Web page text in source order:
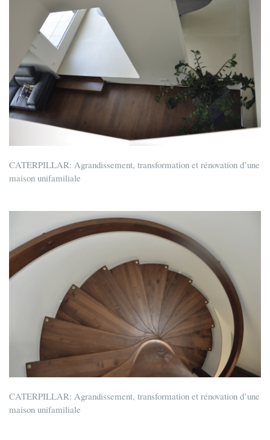
CATERPILLAR: Agrandissement, transformation et rénovation d’une
maison unifamiliale
CATERPILLAR: Agrandissement, transformation et rénovation d’une
maison unifamiliale